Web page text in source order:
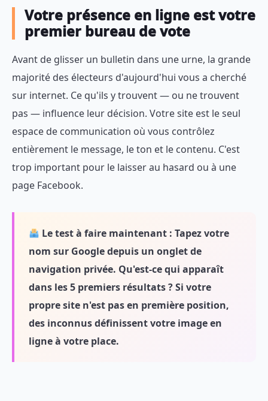
Votre présence en ligne est votre
premier bureau de vote
Avant de glisser un bulletin dans une urne, la grande
majorité des électeurs d'aujourd'hui vous a cherché
sur internet. Ce qu'ils y trouvent — ou ne trouvent
pas — influence leur décision. Votre site est le seul
espace de communication où vous contrôlez
entièrement le message, le ton et le contenu. C'est
trop important pour le laisser au hasard ou à une
page Facebook.
Le test à faire maintenant : Tapez votre
nom sur Google depuis un onglet de
navigation privée. Qu'est-ce qui apparaît
dans les 5 premiers résultats ? Si votre
propre site n'est pas en première position,
des inconnus définissent votre image en
ligne à votre place.